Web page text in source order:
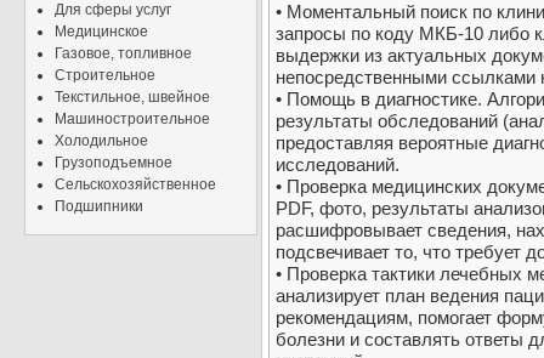
Для сферы услуг
Медицинское
Газовое, топливное
Строительное
Текстильное, швейное
Машиностроительное
Холодильное
Грузоподъемное
Сельскохозяйственное
Подшипники
• Моментальный поиск по
запросы по коду МКБ-10 либо
выдержки из актуальных
непосредственными ссылками
• Помощь в диагностике.
результаты обследований
предоставляя вероятные
исследований.
• Проверка медицинских
PDF, фото, результаты
расшифровывает сведения,
подсвечивает то, что требует
• Проверка тактики лечебных
анализирует план ведения
рекомендациям, помогает
болезни и составлять ответы